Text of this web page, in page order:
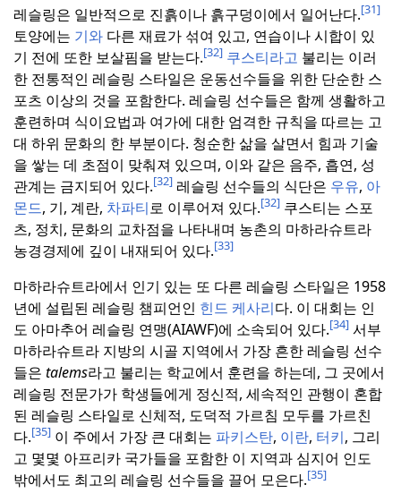
레슬링은 일반적으로 진흙이나 흙구덩이에서 일어난다.[31]
토양에는 기와 다른 재료가 섞여 있고, 연습이나 시합이 있
기 전에 또한 보살핌을 받는다.[32] 쿠스티라고 불리는 이러
한 전통적인 레슬링 스타일은 운동선수들을 위한 단순한 스
포츠 이상의 것을 포함한다. 레슬링 선수들은 함께 생활하고
훈련하며 식이요법과 여가에 대한 엄격한 규칙을 따르는 고
대 하위 문화의 한 부분이다. 청순한 삶을 살면서 힘과 기술
을 쌓는 데 초점이 맞춰져 있으며, 이와 같은 음주, 흡연, 성
관계는 금지되어 있다.[32] 레슬링 선수들의 식단은 우유, 아
몬드, 기, 계란, 차파티로 이루어져 있다.[32] 쿠스티는 스포
츠, 정치, 문화의 교차점을 나타내며 농촌의 마하라슈트라
농경경제에 깊이 내재되어 있다.[33]
마하라슈트라에서 인기 있는 또 다른 레슬링 스타일은 1958
년에 설립된 레슬링 챔피언인 힌드 케사리다. 이 대회는 인
도 아마추어 레슬링 연맹(AIAWF)에 소속되어 있다.[34] 서부
마하라슈트라 지방의 시골 지역에서 가장 흔한 레슬링 선수
들은 talems라고 불리는 학교에서 훈련을 하는데, 그 곳에서
레슬링 전문가가 학생들에게 정신적, 세속적인 관행이 혼합
된 레슬링 스타일로 신체적, 도덕적 가르침 모두를 가르친
다.[35] 이 주에서 가장 큰 대회는 파키스탄, 이란, 터키, 그리
고 몇몇 아프리카 국가들을 포함한 이 지역과 심지어 인도
밖에서도 최고의 레슬링 선수들을 끌어 모은다.[35]